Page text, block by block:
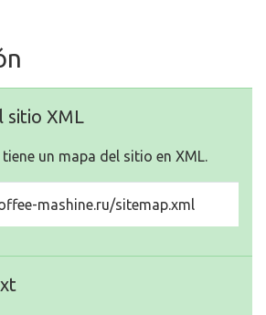
sitio XML
tiene un mapa del sitio en XML.
mashine.ru/sitemap.xml